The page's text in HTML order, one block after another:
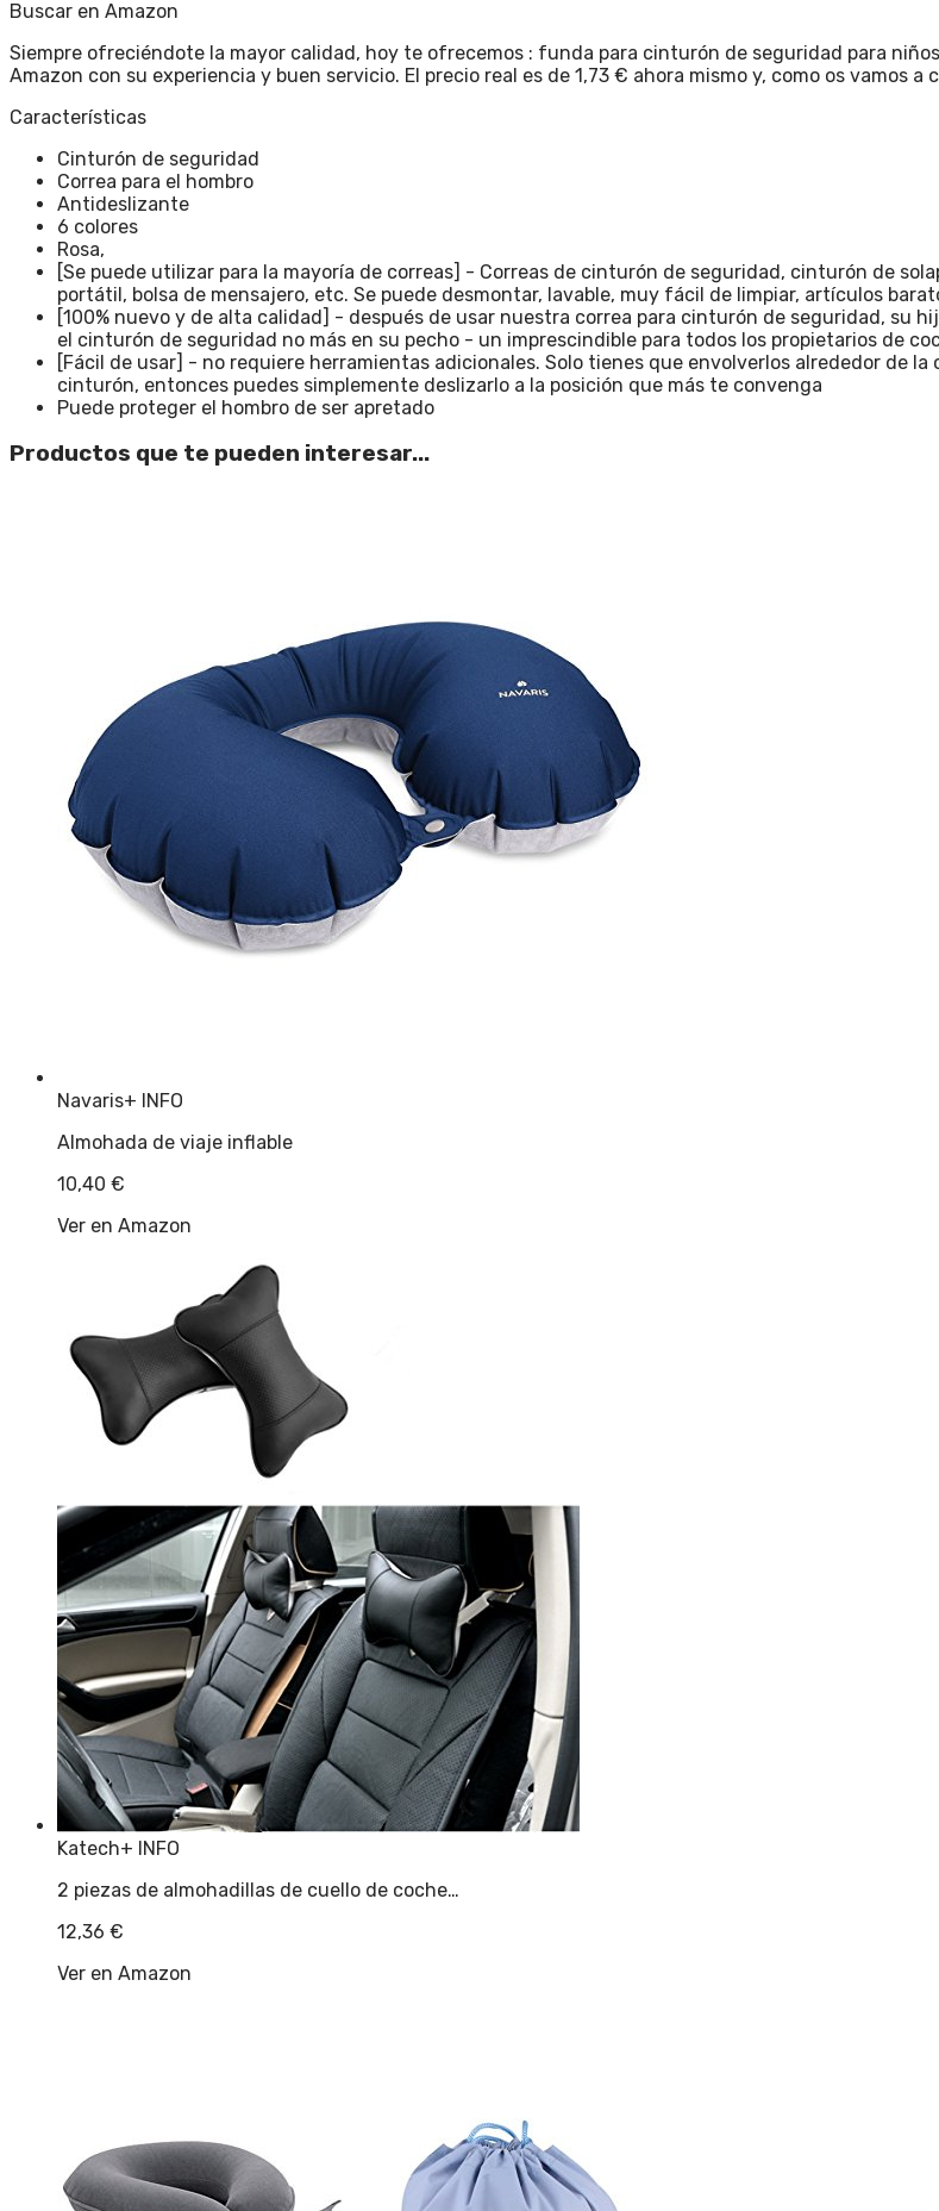
Buscar en Amazon
Siempre ofreciéndote la mayor calidad, hoy te ofrecemos : funda para cinturón de seguridad para
Amazon con su experiencia y buen servicio. El precio real es de 1,73 € ahora mismo y, como os vamos
Características
Cinturón de seguridad
Correa para el hombro
Antideslizante
6 colores
Rosa,
[Se puede utilizar para la mayoría de correas] - Correas de cinturón de seguridad, cinturón de
portátil, bolsa de mensajero, etc. Se puede desmontar, lavable, muy fácil de limpiar, artículos
[100% nuevo y de alta calidad] - después de usar nuestra correa para cinturón de seguridad, su
el cinturón de seguridad no más en su pecho - un imprescindible para todos los propietarios de
[Fácil de usar] - no requiere herramientas adicionales. Solo tienes que envolverlos alrededor de
cinturón, entonces puedes simplemente deslizarlo a la posición que más te convenga
Puede proteger el hombro de ser apretado
Productos que te pueden interesar...
Navaris+ INFO
Almohada de viaje inflable
10,40 €
Ver en Amazon
Katech+ INFO
2 piezas de almohadillas de cuello de coche…
12,36 €
Ver en Amazon